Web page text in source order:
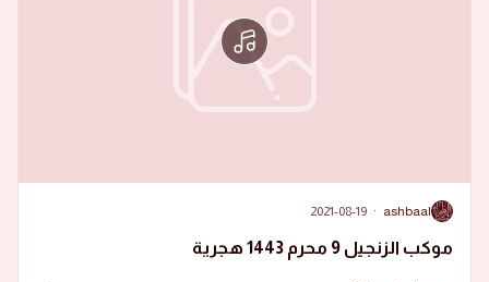
A
ashbaal
·
2021-08-19
موكب الزنجيل 9 محرم 1443 هجرية